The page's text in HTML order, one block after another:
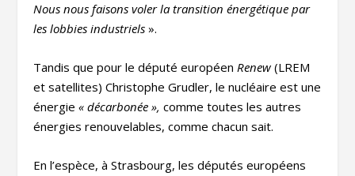
Nous nous faisons voler la transition énergétique par
les lobbies industriels ».
Tandis que pour le député européenRenew (LREM
et satellites) Christophe Grudler, le nucléaire est une
énergie« décarbonée »,comme toutes les autres
énergies renouvelables, comme chacun sait.
En l’espèce, à Strasbourg, les députés européens